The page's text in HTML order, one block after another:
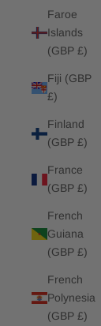
Faroe
Islands
(GBP £)
Fiji (GBP
£)
Finland
(GBP £)
France
(GBP £)
French
Guiana
(GBP £)
French
Polynesia
(GBP £)